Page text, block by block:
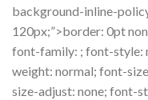
background-inline-
120px;”>border: 0pt
font-family: ; font-style:
weight: normal; font-
size-adjust: none; font-